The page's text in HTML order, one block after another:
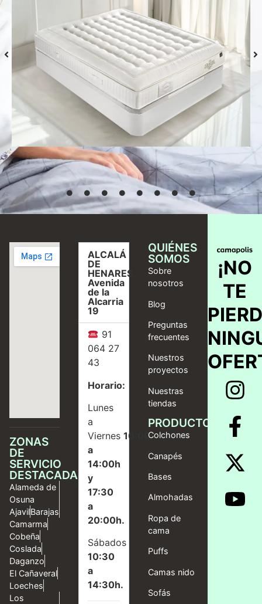
Colchón S-Grafeno Hannes
Desde 769,00 €
Seleccionar
opciones
ZONAS
DE
SERVICIO
DESTACADAS
Alameda de
Osuna
AjavilBarajas
Camarma
Cobeña
Coslada
Daganzo
El Cañaveral
Loeches
Los
ALCALÁ
DE
HENARES,
Avenida
de la
Alcarria
19
91
064 27
43
Horario:
Lunes
a
Viernes10:00
a
14:00h
y
17:30
a
20:00h.
Sábados
10:30
a
14:30h.
QUIÉNES
SOMOS
Sobre
nosotros
Blog
Preguntas
frecuentes
Nuestros
proyectos
Nuestras
tiendas
PRODUCTOS
Colchones
Canapés
Bases
Almohadas
Ropa de
cama
Puffs
Camas nido
Sofás
¡NO
TE